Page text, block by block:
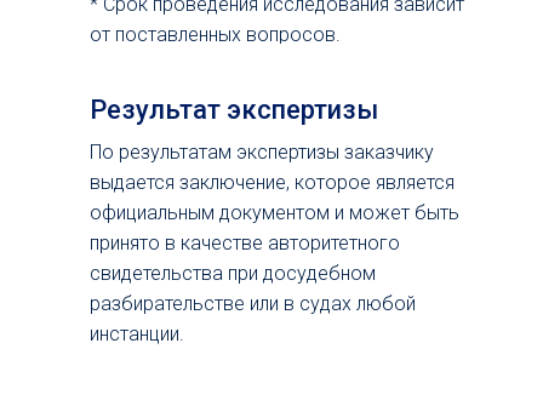
от поставленных вопросов.
Результат экспертизы
По результатам экспертизы заказчику
выдается заключение, которое является
официальным документом и может быть
принято в качестве авторитетного
свидетельства при досудебном
разбирательстве или в судах любой
инстанции.